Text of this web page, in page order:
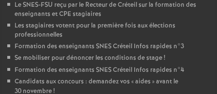
LeSNES-FSU reçu par le Recteur de Créteil sur la formation des
enseignants etCPE stagiaires
Les stagiaires votent pour la première fois aux élections
professionnelles
Formation des enseignants SNESCréteil Infos rapides n°3
Se mobiliser pour dénoncer les conditions de stage!
Formation des enseignants SNESCréteil Infos rapides n°4
Candidats aux concours : demandez vos «aides » avant le
30 novembre!